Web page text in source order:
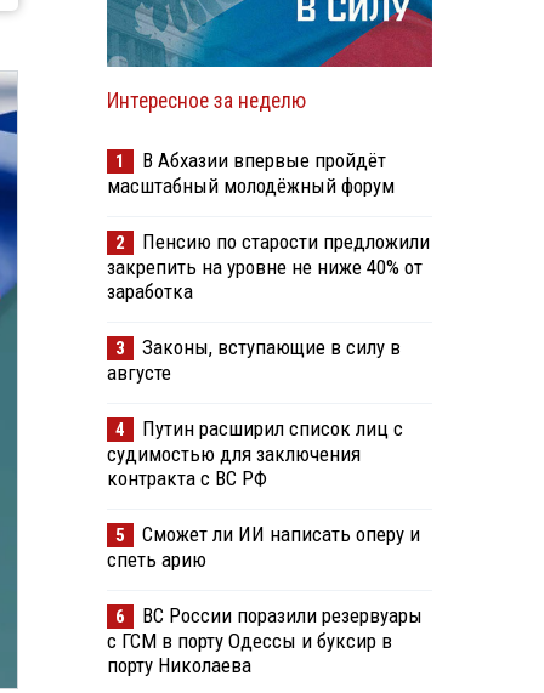
Интересное за неделю
1
В Абхазии впервые пройдёт
масштабный молодёжный форум
2
Пенсию по старости предложили
закрепить на уровне не ниже 40% от
заработка
3
Законы, вступающие в силу в
августе
4
Путин расширил список лиц с
судимостью для заключения
контракта с ВС РФ
5
Сможет ли ИИ написать оперу и
спеть арию
6
ВС России поразили резервуары
с ГСМ в порту Одессы и буксир в
порту Николаева